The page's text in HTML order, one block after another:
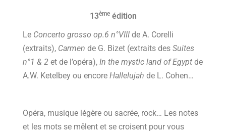
13èmeédition
Le Concerto grosso op.6 n°VIII de A. Corelli
(extraits), Carmen de G. Bizet (extraits des Suites
n°1 & 2 et de l’opéra), In the mystic land of Egypt de
A.W. Ketelbey ou encore Hallelujah de L. Cohen…
Opéra, musique légère ou sacrée, rock… Les notes
et les mots se mêlent et se croisent pour vous